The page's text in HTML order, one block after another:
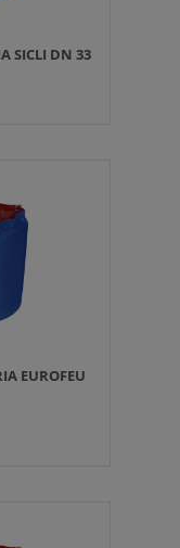
DN 33
EUROFEU